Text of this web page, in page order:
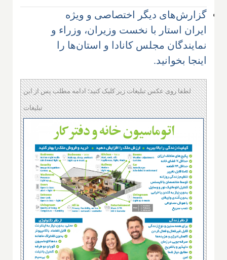
گزارش‌های دیگر اختصاصی و ویژه
ایران استار با نخست وزیران، وزراء و
نمایندگان مجلس کانادا و استان‌ها را
اینجا بخوانید.
لطفا روی عکس تبلیغات زیر کلیک کنید؛ ادامه مطلب پس از این
تبلیغات